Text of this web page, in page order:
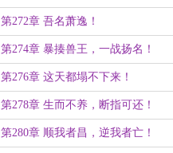
第272章 吾名萧逸！
第274章 暴揍兽王，一战扬名！
第276章 这天都塌不下来！
第278章 生而不养，断指可还！
第280章 顺我者昌，逆我者亡！